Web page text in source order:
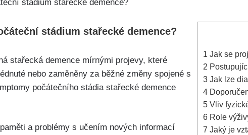
1 Jak se
2
3 Jak lze
4
5 Vliv
6 Role
7 Jaký je
stádium stařecké demence?
stařecká demence mírnými projevy, které
nebo zaměněny za běžné změny spojené s
počátečního stádia stařecké demence
a problémy s učením nových informací